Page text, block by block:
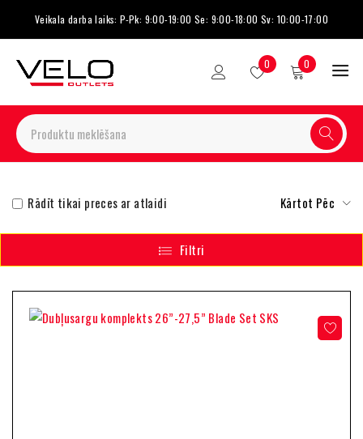
Veikala darba laiks: P-Pk: 9:00-19:00 Se: 9:00-18:00 Sv: 10:00-17:00
0 0
Kārtot Pēc
Rādīt tikai preces ar atlaidi
Filtri